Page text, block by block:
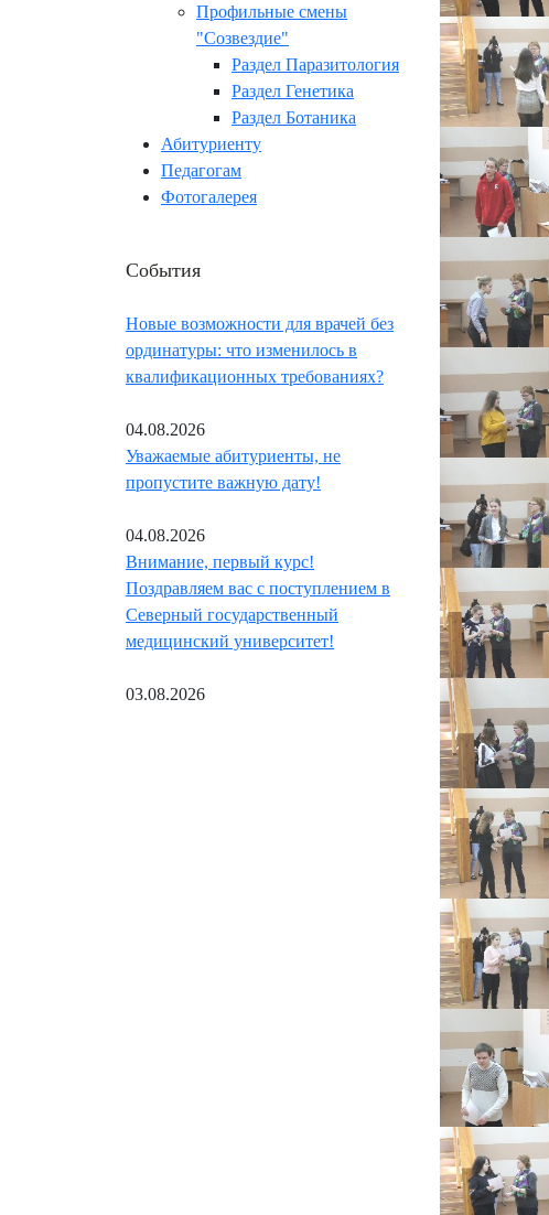
Профильные смены
"Созвездие"
Раздел Паразитология
Раздел Генетика
Раздел Ботаника
Абитуриенту
Педагогам
Фотогалерея
События
Новые возможности для врачей без
ординатуры: что изменилось в
квалификационных требованиях?
04.08.2026
Уважаемые абитуриенты, не
пропустите важную дату!
04.08.2026
Внимание, первый курс!
Поздравляем вас с поступлением в
Северный государственный
медицинский университет!
03.08.2026